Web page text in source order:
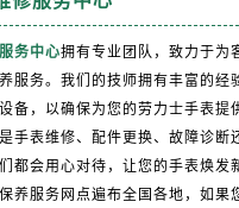
务中心拥有专业团队，致力于为
服务。我们的技师拥有丰富的经
备，以确保为您的劳力士手表提
手表维修、配件更换、故障诊断
都会用心对待，让您的手表焕发
养服务网点遍布全国各地，如果